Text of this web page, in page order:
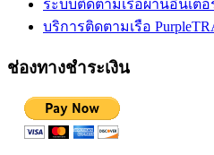
ระบบติดตามเรือผ่านอินเตอ
บริการติดตามเรือ
ช่องทางชำระเงิน